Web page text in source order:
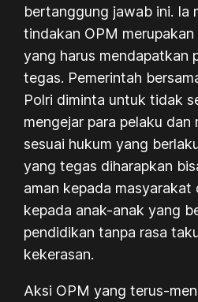
bertanggung jawab ini. Ia
tindakan OPM
yang harus mendapatkan
tegas. Pemerintah
Polri diminta untuk tidak
mengejar para pelaku dan
sesuai hukum yang
yang tegas diharapkan
aman kepada masyarakat
kepada anak-anak yang
pendidikan tanpa rasa
kekerasan.
Aksi OPM yang terus-